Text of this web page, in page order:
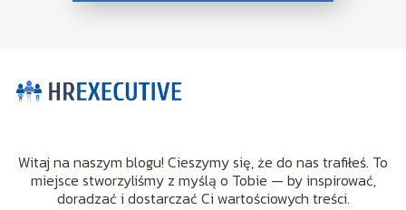
Witaj na naszym blogu! Cieszymy się, że do nas trafiłeś. To
miejsce stworzyliśmy z myślą o Tobie — by inspirować,
doradzać i dostarczać Ci wartościowych treści.